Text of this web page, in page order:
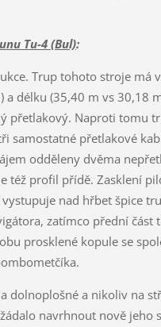
Tu-4 (Bul):
Trup tohoto stroje má
a délku (35,40 m vs 30,18
přetlakový. Naproti tomu
samostatné přetlakové
odděleny dvěma
též profil přídě. Zasklení
nad hřbet špice
zatímco přední část
prosklené kopule se
dolnoplošné a nikoliv na
navrhnout nově jeho